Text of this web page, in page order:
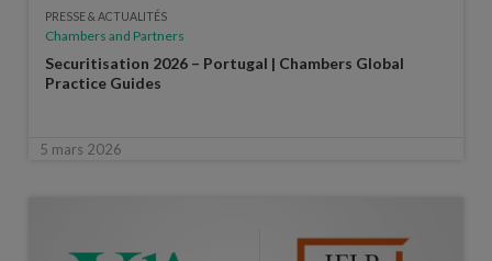
PRESSE & ACTUALITÉS
Chambers and Partners
Securitisation 2026 – Portugal | Chambers Global
Practice Guides
5 mars 2026